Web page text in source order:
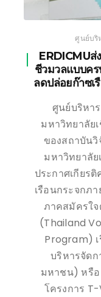
ศูนย์บริ
ERDICMUส่
ชีวมวลแบบคร
ลดปล่อยก๊าซเ
ศูนย์บริหา
มหาวิทยาลัย
ของสถาบัน
มหาวิทยาลัย
ประกาศเกียร
เรือนกระจกภ
ภาคสมัครใจ
(Thailand
Program) เ
บริหารจัดก
มหาชน) หรือ
โครงการ T-